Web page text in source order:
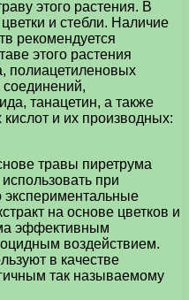
этого растения. В
и стебли. Наличие
рекомендуется
этого растения
полиацетиленовых
танацетин, а также
и их производных:
травы пиретрума
при
экспериментальные
на основе цветков и
эффективным
воздействием.
в качестве
так называемому